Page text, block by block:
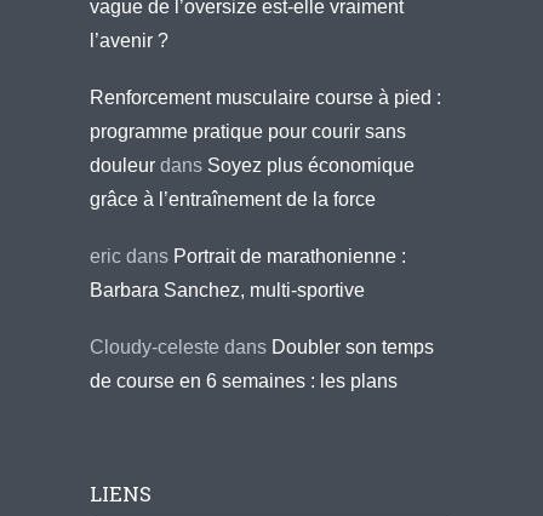
vague de l’oversize est-elle vraiment
l’avenir ?
Renforcement musculaire course à pied :
programme pratique pour courir sans
douleur dans Soyez plus économique
grâce à l’entraînement de la force
eric dans Portrait de marathonienne :
Barbara Sanchez, multi-sportive
Cloudy-celeste dans Doubler son temps
de course en 6 semaines : les plans
LIENS